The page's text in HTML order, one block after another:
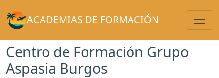
ACADEMIAS DE FORMACIÓN
Centro de Formación Grupo
Aspasia Burgos